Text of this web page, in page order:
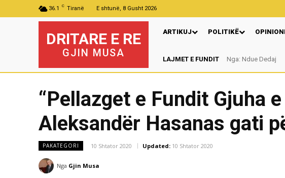
36.1 C Tiranë E shtunë, 8 Gusht 2026
DRITARE E RE
GJIN MUSA
ARTIKUJ POLITIKË
LAJMET E FUNDIT Nga: Ndue Dedaj
“Pellazget e Fundit Gjuha
Aleksandër Hasanas gati
PAKATEGORI 10 Shtator 2020 Updated: 10 Shtator 2020
Nga Gjin Musa